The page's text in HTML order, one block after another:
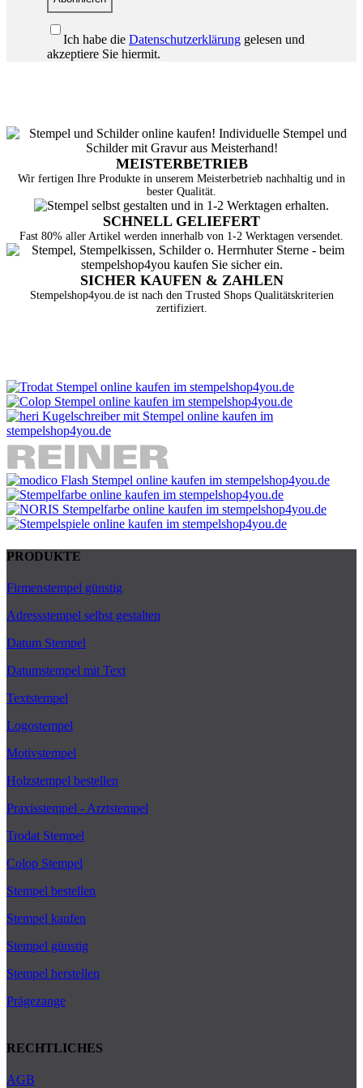
Ich habe die Datenschutzerklärung gelesen und
akzeptiere Sie hiermit.
MEISTERBETRIEB
Wir fertigen Ihre Produkte in unserem Meisterbetrieb nachhaltig und in
bester Qualität.
SCHNELL GELIEFERT
Fast 80% aller Artikel werden innerhalb von 1-2 Werktagen versendet.
SICHER KAUFEN & ZAHLEN
Stempelshop4you.de ist nach den Trusted Shops Qualitätskriterien
zertifiziert.
PRODUKTE
Firmenstempel günstig
Adressstempel selbst gestalten
Datum Stempel
Datumstempel mit Text
Textstempel
Logostempel
Motivstempel
Holzstempel bestellen
Praxisstempel - Arztstempel
Trodat Stempel
Colop Stempel
Stempel bestellen
Stempel kaufen
Stempel günstig
Stempel herstellen
Prägezange
RECHTLICHES
AGB